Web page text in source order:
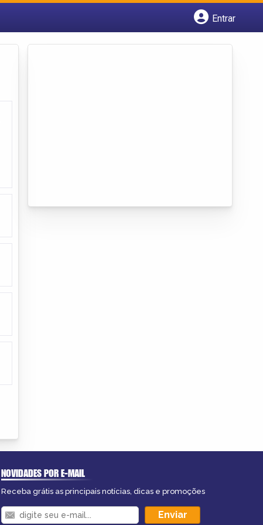
Entrar
NOVIDADES POR E-MAIL
Receba grátis as principais notícias, dicas e promoções